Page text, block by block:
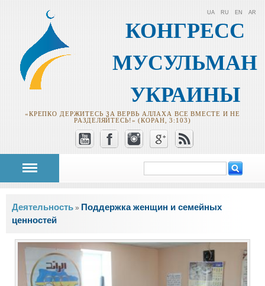
КОНГРЕСС
МУСУЛЬМАН
УКРАИНЫ
«КРЕПКО ДЕРЖИТЕСЬ ЗА ВЕРВЬ АЛЛАХА ВСЕ ВМЕСТЕ И НЕ
РАЗДЕЛЯЙТЕСЬ!» (КОРАН, 3:103)
UA RU EN AR
Форма поиска
Вы здесь
Деятельность » Поддержка женщин и семейных
ценностей